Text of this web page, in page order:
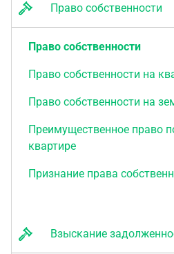
Право собственности
Право собственности
Право собственности на
Право собственности на
Преимущественное право
квартире
Признание права
Взыскание